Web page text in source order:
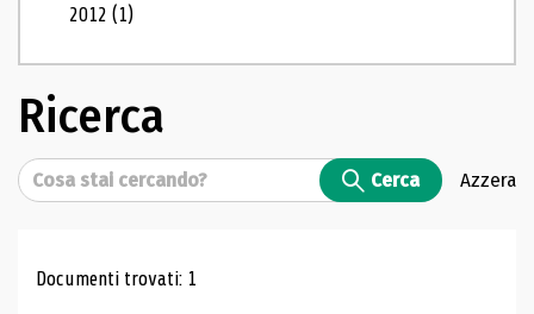
2012(1)
Ricerca
Cerca Cerca Azzera
Risultati di ricerca
Documenti trovati: 1